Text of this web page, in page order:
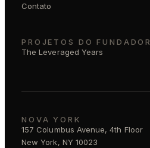
Contato
PROJETOS DO FUNDADOR
The Leveraged Years
NOVA YORK
157 Columbus Avenue, 4th Floor
New York, NY 10023